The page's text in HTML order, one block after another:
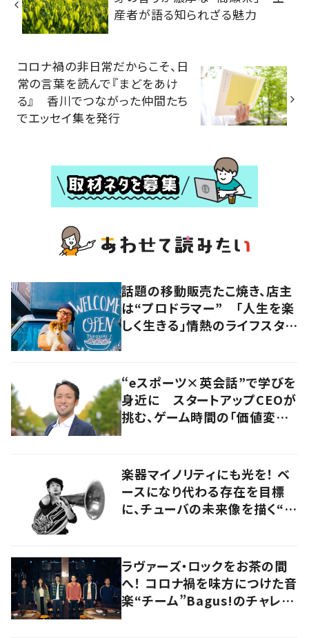
産者が語る知られざる魅力
コロナ禍の非日常だからこそ、日
常の言葉を読んで『まどをあけ
る』 香川でつながった仲間たち
でエッセイ集を発行
話題の移動販売たこ焼き、店主
は“プロドラマー” 「人生を楽
しく生きる」情熱のライフスタイ
“eスポーツ×英会話”で学びを
身近に スタートアップCEOが
挑む、ゲーム時間の「価値変容」
楽器マイノリティにも光を！ ベ
ースになり代わる存在を目標
に、チューバの未来像を描く“ブ
ラヴァーズ・ロックをお茶の間
へ！ コロナ禍を味方につけた音
楽“チーム”Bagus!のチャレン